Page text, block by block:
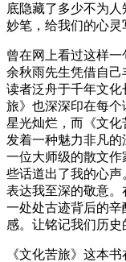
底隐藏了多少不为
妙笔，给我们的心灵
曾在网上看过这样一
余秋雨先生凭借自
读者泛舟于千年文
旅》也深深印在每
星光灿烂，而《文
发着一种魅力非凡
一位大师级的散文
些话道出了我的心
表达我至深的敬意
一处处古迹背后的
感。让铭记我们历史
《文化苦旅》这本